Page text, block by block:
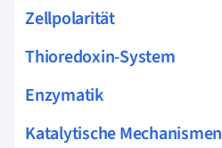
Zellpolarität
Thioredoxin-System
Enzymatik
Katalytische Mechanismen